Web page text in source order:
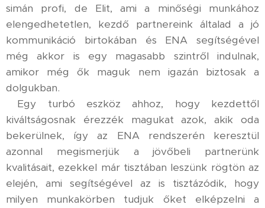
simán profi, de Elit, ami a minőségi munkához
elengedhetetlen, kezdő partnereink általad a jó
kommunikáció birtokában és ENA segítségével
még akkor is egy magasabb szintről indulnak,
amikor még ők maguk nem igazán biztosak a
dolgukban.
Egy turbó eszköz ahhoz, hogy kezdettől
kiváltságosnak érezzék magukat azok, akik oda
bekerülnek, így az ENA rendszerén keresztül
azonnal megismerjük a jövőbeli partnerünk
kvalitásait, ezekkel már tisztában leszünk rögtön az
elején, ami segítségével az is tisztázódik, hogy
milyen munkakörben tudjuk őket elképzelni a